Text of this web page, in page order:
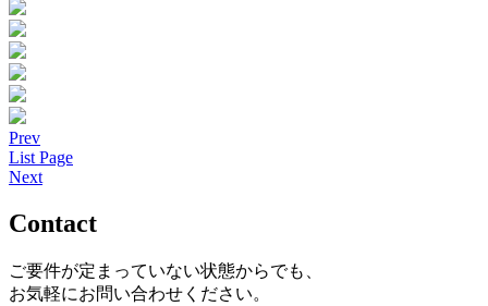
Prev
List Page
Next
Contact
ご要件が定まっていない状態からでも、
お気軽にお問い合わせください。